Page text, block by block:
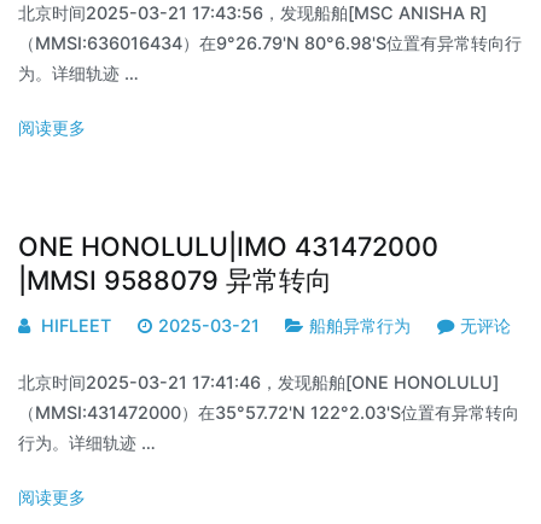
北京时间2025-03-21 17:43:56，发现船舶[MSC ANISHA R]
（MMSI:636016434）在9°26.79'N 80°6.98'S位置有异常转向行
为。详细轨迹 …
阅读更多
ONE HONOLULU|IMO 431472000
|MMSI 9588079 异常转向
HIFLEET 2025-03-21 船舶异常行为 无评论
北京时间2025-03-21 17:41:46，发现船舶[ONE HONOLULU]
（MMSI:431472000）在35°57.72'N 122°2.03'S位置有异常转向
行为。详细轨迹 …
阅读更多